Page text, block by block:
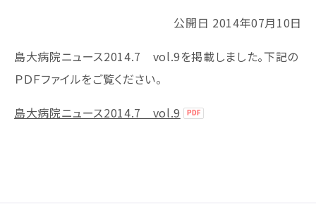
公開日 2014年07月10日
島大病院ニュース2014.7 vol.9を掲載しました。下記の
ＰＤＦファイルをご覧ください。
島大病院ニュース2014.7 vol.9